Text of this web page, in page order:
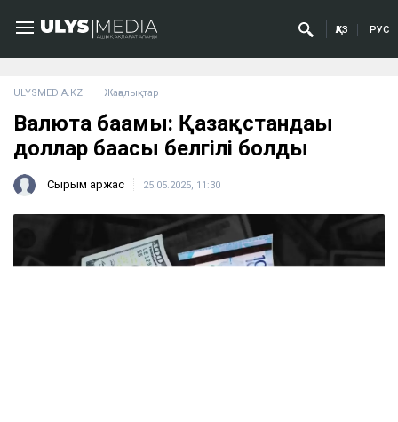
ҚАЗ РУС
ULYSMEDIA.KZ Жаңалықтар
Валюта бағамы: Қазақстандағы
доллар бағасы белгілі болды
Сырым Қаржас 25.05.2025, 11:30